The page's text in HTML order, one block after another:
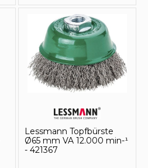
Lessmann Topfbürste
Ø65 mm VA 12.000 min-¹
- 421367